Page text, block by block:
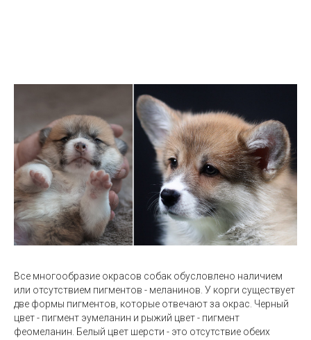
Все многообразие окрасов собак обусловлено наличием
или отсутствием пигментов - меланинов. У корги существует
две формы пигментов, которые отвечают за окрас. Черный
цвет - пигмент эумеланин и рыжий цвет - пигмент
феомеланин. Белый цвет шерсти - это отсутствие обеих